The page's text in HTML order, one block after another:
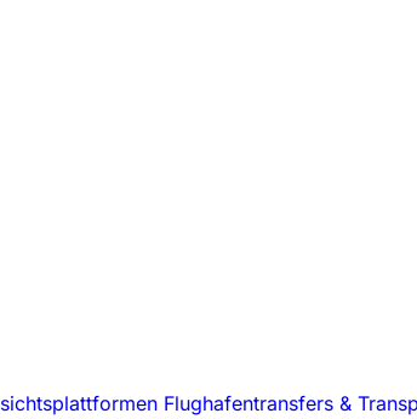
Flughafentransfers &